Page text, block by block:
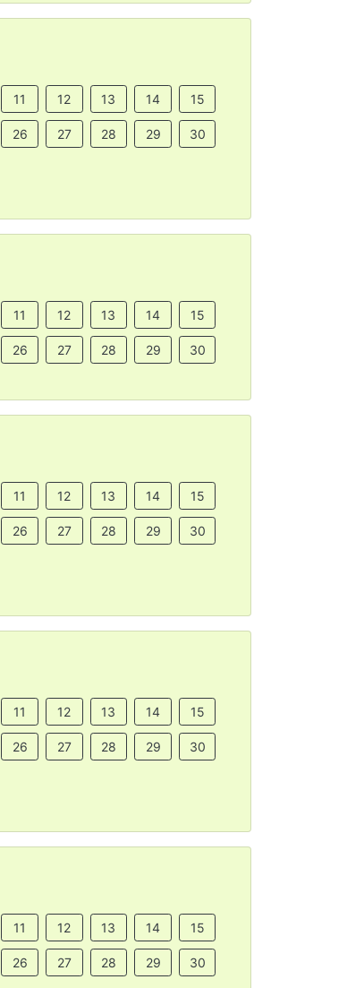
11 12 13 14 15
26 27 28 29 30
11 12 13 14 15
26 27 28 29 30
11 12 13 14 15
26 27 28 29 30
11 12 13 14 15
26 27 28 29 30
11 12 13 14 15
26 27 28 29 30